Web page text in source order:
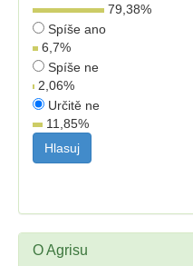
79,38%
Spíše ano
6,7%
Spíše ne
2,06%
Určitě ne
11,85%
O Agrisu